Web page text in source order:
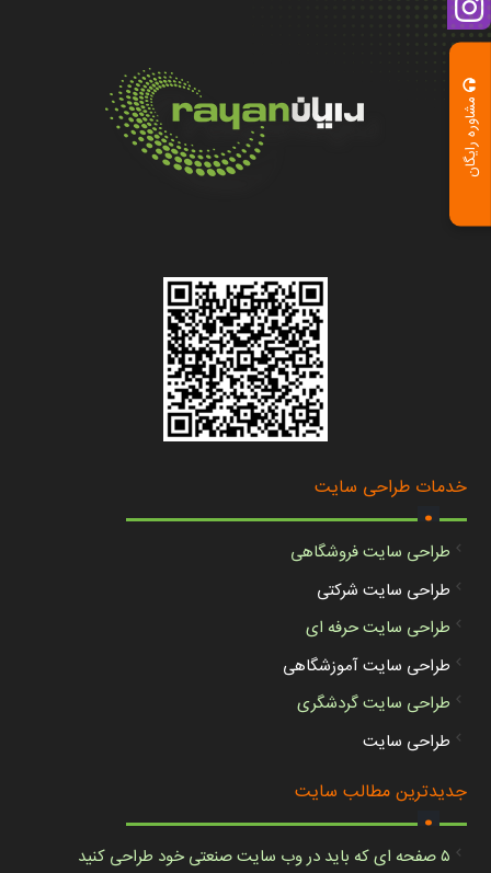
مشاوره رایگان
خدمات طراحی سایت
.
طراحی سایت فروشگاهی
طراحی سایت شرکتی
طراحی سایت حرفه ای
طراحی سایت آموزشگاهی
طراحی سایت گردشگری
طراحی سایت
جدیدترین مطالب سایت
.
۵ صفحه ای که باید در وب سایت صنعتی خود طراحی کنید